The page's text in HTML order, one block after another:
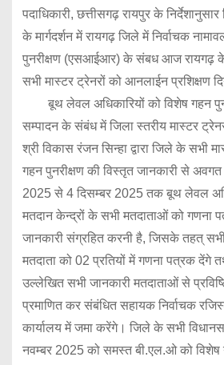
पदाधिकारी, छत्तीसगढ़ रायपुर के निर्देशानुसार
के मार्गदर्शन में रायगढ़ जिले में निर्वाचक
पुनरीक्षण (एसआईआर) के संबध आज रायगढ़ के
सभी मास्टर ट्रेनरों को आनलाईन प्रशिक्षण
बूथ लेवल अधिकारियों को विशेष गहन
सम्पादन के संबंध में जिला स्तरीय मास्टर
श्री विकास रंजन सिन्हा द्वारा जिले के सभी
गहन पुनरीक्षण की विस्तृत जानकारी से
2025 से 4 दिसम्बर 2025 तक बूथ लेवल
मतदान केन्द्रों के सभी मतदाताओं को गणना
जानकारी संग्रहित करनी है, जिसके तहत्
मतदाता को 02 प्रतियों में गणना पत्रक देंगे
उल्लेखित सभी जानकारी मतदाताओं से
प्रमाणित कर संबंधित सहायक निर्वाचक
कार्यालय में जमा करेंगे। जिले के सभी
नवम्बर 2025 को समस्त बी.एल.ओ को विशेष